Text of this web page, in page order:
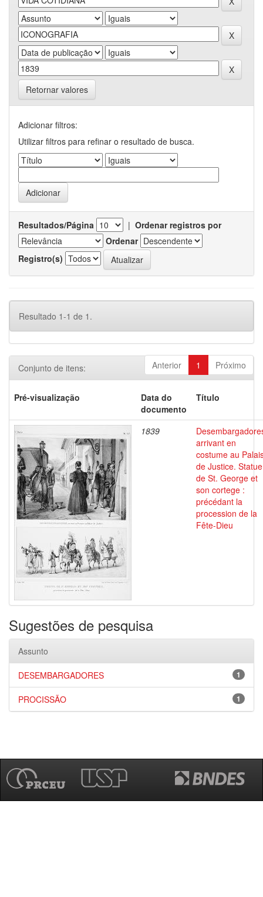
Retornar valores
Adicionar filtros:
Utilizar filtros para refinar o resultado de busca.
Resultados/Página | Ordenar registros por
Ordenar
Registro(s)
Resultado 1-1 de 1.
Anterior 1 Próximo
Conjunto de itens:
Pré-visualização
Data do
documento
Título
1839
arrivant en
costume au
de Justice. Statue
de St. George et
son cortege :
précédant la
procession de la
Fête-Dieu
Sugestões de pesquisa
Assunto
1
DESEMBARGADORES
1
PROCISSÃO